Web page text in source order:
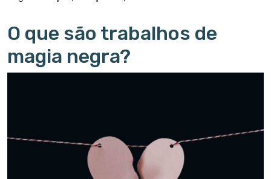
O que são trabalhos de
magia negra?